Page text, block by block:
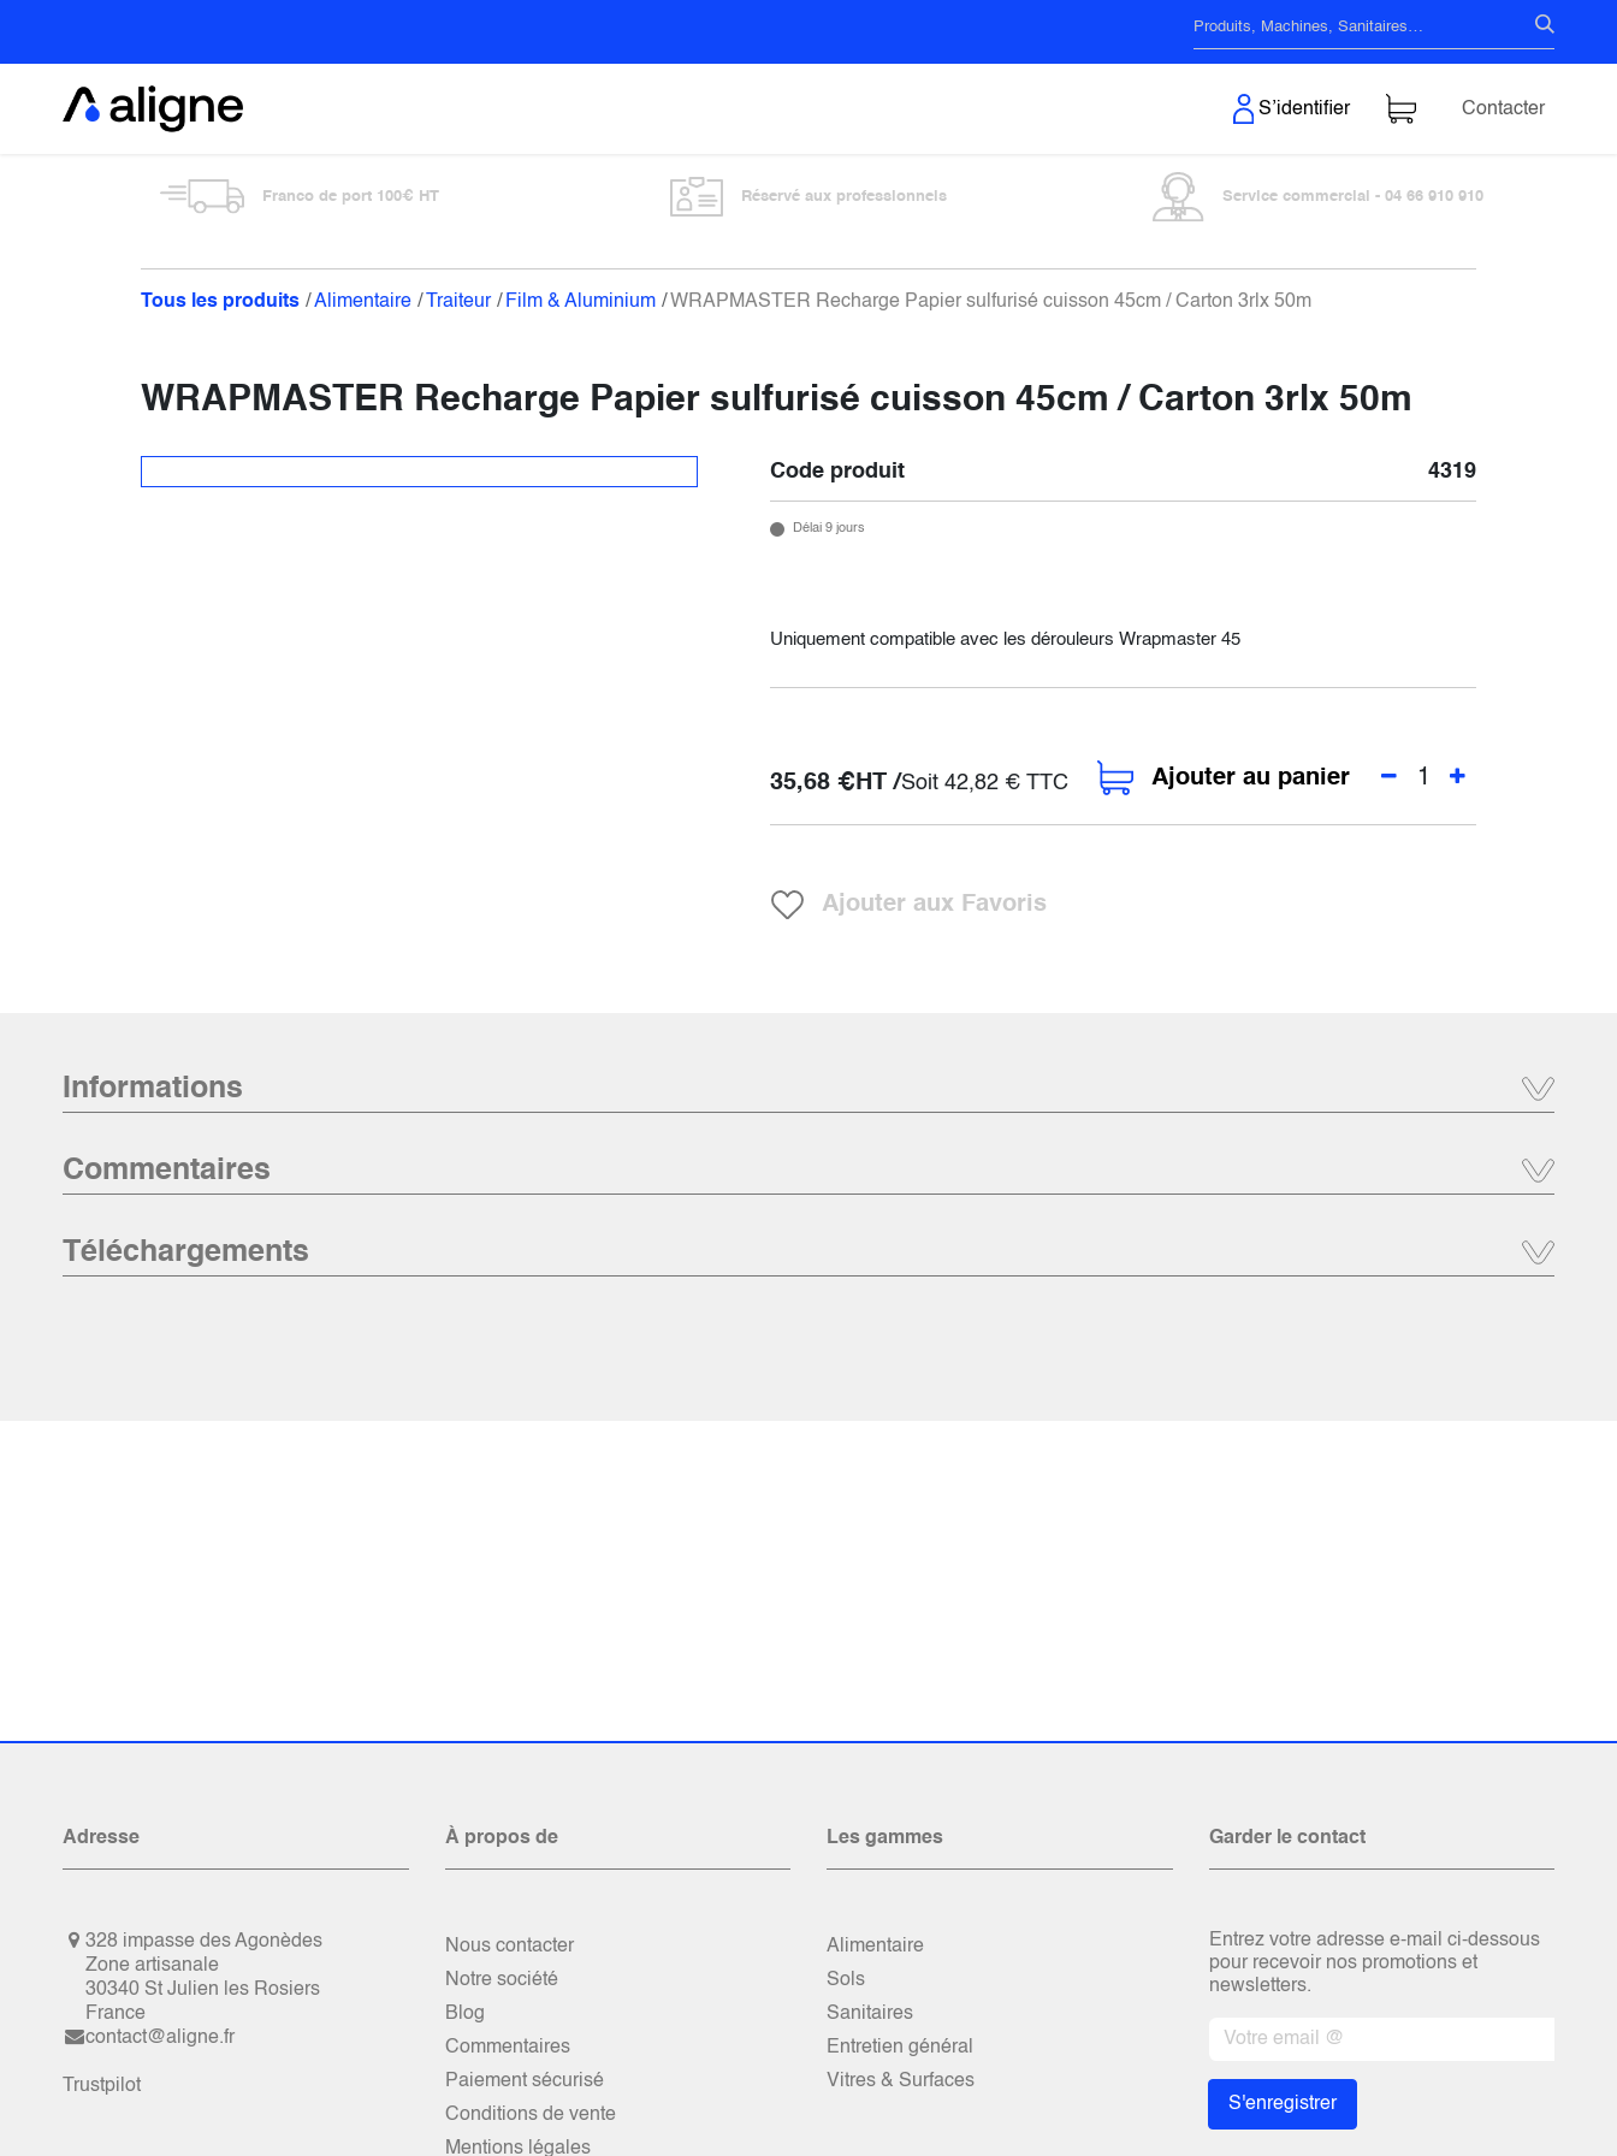
S’identifier Contacter
Franco de port 100€ HT Réservé aux professionnels Service commercial - 04 66 910 910
Tous les produits Alimentaire Traiteur Film & Aluminium WRAPMASTER Recharge Papier sulfurisé cuisson 45cm / Carton 3rlx 50m
WRAPMASTER Recharge Papier sulfurisé cuisson 45cm / Carton 3rlx 50m
Code produit 4319
Délai 9 jours
Uniquement compatible avec les dérouleurs Wrapmaster 45
35,68€ HT /Soit 42,82€TTC Ajouter au panier
Ajouter aux Favoris
Informations
Commentaires
Téléchargements
Adresse
328 impasse des Agonèdes
Zone artisanale
30340 St Julien les Rosiers
France
contact@aligne.fr
Trustpilot
À propos de
Nous contacter
Notre société
Blog
Commentaires
Paiement sécurisé
Conditions de vente
Mentions légales
Les gammes
Alimentaire
Sols
Sanitaires
Entretien général
Vitres & Surfaces
Garder le contact
Entrez votre adresse e-mail ci-dessous
pour recevoir nos promotions et
newsletters.
S'enregistrer